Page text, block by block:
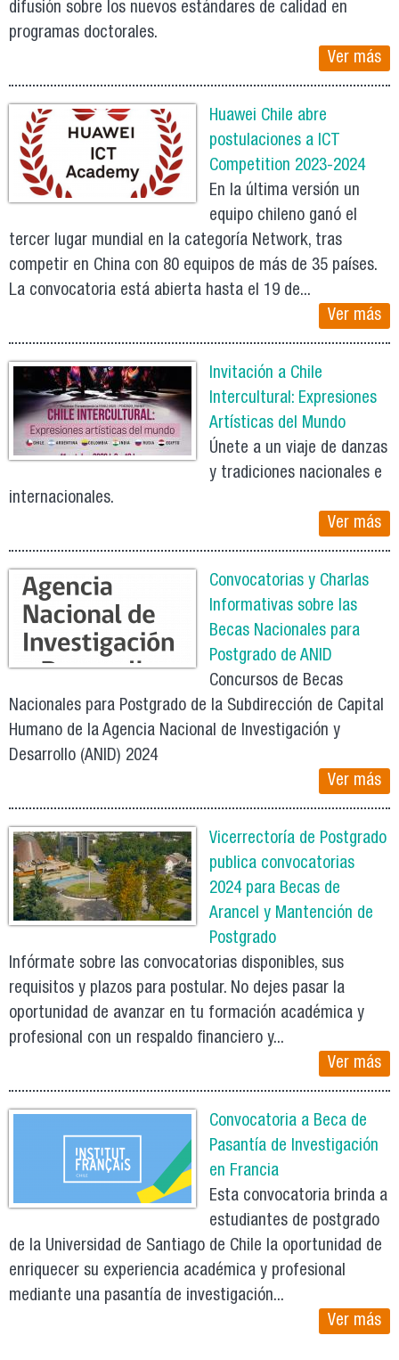
difusión sobre los nuevos estándares de calidad en
programas doctorales.
Ver más
Huawei Chile abre
postulaciones a ICT
Competition 2023-2024
En la última versión un
equipo chileno ganó el
tercer lugar mundial en la categoría Network, tras
competir en China con 80 equipos de más de 35 países.
La convocatoria está abierta hasta el 19 de...
Ver más
Invitación a Chile
Intercultural: Expresiones
Artísticas del Mundo
Únete a un viaje de danzas
y tradiciones nacionales e
internacionales.
Ver más
Convocatorias y Charlas
Informativas sobre las
Becas Nacionales para
Postgrado de ANID
Concursos de Becas
Nacionales para Postgrado de la Subdirección de Capital
Humano de la Agencia Nacional de Investigación y
Desarrollo (ANID) 2024
Ver más
Vicerrectoría de Postgrado
publica convocatorias
2024 para Becas de
Arancel y Mantención de
Postgrado
Infórmate sobre las convocatorias disponibles, sus
requisitos y plazos para postular. No dejes pasar la
oportunidad de avanzar en tu formación académica y
profesional con un respaldo financiero y...
Ver más
Convocatoria a Beca de
Pasantía de Investigación
en Francia
Esta convocatoria brinda a
estudiantes de postgrado
de la Universidad de Santiago de Chile la oportunidad de
enriquecer su experiencia académica y profesional
mediante una pasantía de investigación...
Ver más